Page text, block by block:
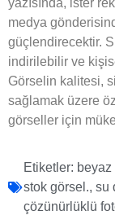
medya
güçlendirecektir.
indirilebilir ve
Görselin kalitesi,
sağlamak üzere
görseller için
Etiketler:
stok görsel., su
çözünürlüklü